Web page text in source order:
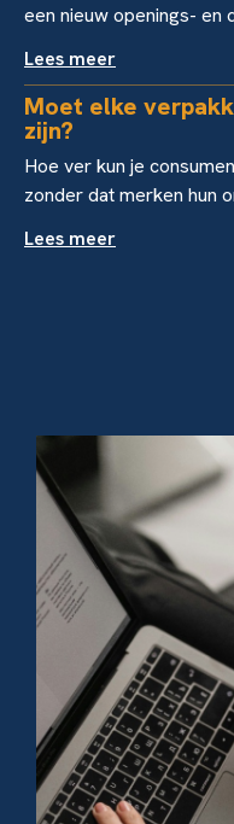
een nieuw openings- en
Lees meer
Moet elke
zijn?
Hoe ver kun je
zonder dat merken hun
Lees meer